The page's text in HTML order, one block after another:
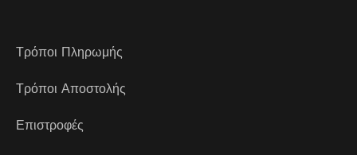
Τρόποι Πληρωμής
Τρόποι Αποστολής
Επιστροφές